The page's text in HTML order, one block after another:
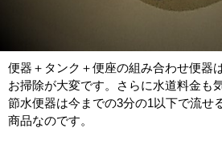
便器＋タンク＋便座の組み合わせ便器
お掃除が大変です。さらに水道料金も
節水便器は今までの3分の1以下で流せ
商品なのです。